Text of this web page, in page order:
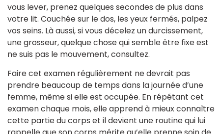
vous lever, prenez quelques secondes de plus dans
votre lit. Couchée sur le dos, les yeux fermés, palpez
vos seins. Là aussi, si vous décelez un durcissement,
une grosseur, quelque chose qui semble être fixe est
ne suis pas le mouvement, consultez.
Faire cet examen régulièrement ne devrait pas
prendre beaucoup de temps dans la journée d’une
femme, même si elle est occupée. En répétant cet
examen chaque mois, elle apprend à mieux connaître
cette partie du corps et il devient une routine qui lui